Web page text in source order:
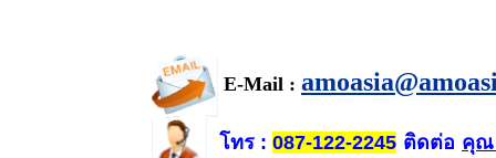
E-Mail :
โทร : 087-122-2245 ติดต่อ คุณ